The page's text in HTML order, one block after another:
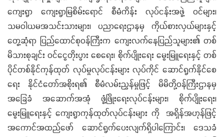
ကျေးရွာ ကျေးရွာမြစိမ်းရောင် စီမံကိန်း လုပ်ငန်းအဖွဲ့ ဝင်များ၊
သမဝါယမအသင်းသားများ၊ ပညာရေးဌာနမှ ကိုယ်စားလှယ်များနှင့်
တွေ့ဆုံရာ ပြည်ထောင်စုဝန်ကြီးက ကျေးလက်နေပြည်သူများ၏ တစ်
မိသားစုချင်း ဝင်ငွေတိုးပွား စေရေး၊ စိုက်ပျိုးရေး မွေးမြူရေးနှင့် တစ်
ပိုင်တစ်နိုင်ကုန်ထုတ် လုပ်မှုလုပ်ငန်းများ လုပ်ကိုင် ဆောင်ရွက်နိုင်စေ
ရေး နိုင်ငံတော်အစိုးရ၏ စီမံလမ်းညွှန်မှုဖြင့် မိမိတို့ဝန်ကြီးဌာနမှ
အခြေခံ အဆောက်အအုံ ဖွံ့ဖြိုးရေးလုပ်ငန်းများ၊ စိုက်ပျိုးရေး၊
မွေးမြူရေးနှင့် ကျေးရွာကုန်ထုတ်လုပ်ငန်းများ ကို အရှိန်အဟုန်ဖြင့်
အကောင်အထည်ဖော် ဆောင်ရွက်ပေးလျက်ရှိပါကြောင်း၊ ဒေသခံ